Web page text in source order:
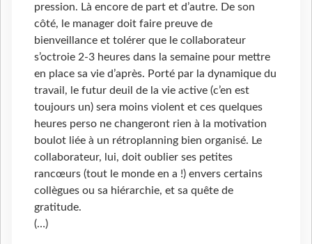
pression. Là encore de part et d’autre. De son
côté, le manager doit faire preuve de
bienveillance et tolérer que le collaborateur
s’octroie 2-3 heures dans la semaine pour mettre
en place sa vie d’après. Porté par la dynamique du
travail, le futur deuil de la vie active (c’en est
toujours un) sera moins violent et ces quelques
heures perso ne changeront rien à la motivation
boulot liée à un rétroplanning bien organisé. Le
collaborateur, lui, doit oublier ses petites
rancœurs (tout le monde en a !) envers certains
collègues ou sa hiérarchie, et sa quête de
gratitude.
(…)